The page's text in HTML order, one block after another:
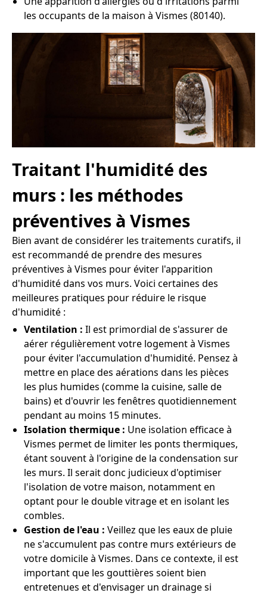
les occupants de la maison à Vismes (80140).
Traitant l'humidité des
murs : les méthodes
préventives à Vismes
Bien avant de considérer les traitements curatifs, il
est recommandé de prendre des mesures
préventives à Vismes pour éviter l'apparition
d'humidité dans vos murs. Voici certaines des
meilleures pratiques pour réduire le risque
d'humidité :
Ventilation : Il est primordial de s'assurer de
aérer régulièrement votre logement à Vismes
pour éviter l'accumulation d'humidité. Pensez à
mettre en place des aérations dans les pièces
les plus humides (comme la cuisine, salle de
bains) et d'ouvrir les fenêtres quotidiennement
pendant au moins 15 minutes.
Isolation thermique : Une isolation efficace à
Vismes permet de limiter les ponts thermiques,
étant souvent à l'origine de la condensation sur
les murs. Il serait donc judicieux d'optimiser
l'isolation de votre maison, notamment en
optant pour le double vitrage et en isolant les
combles.
Gestion de l'eau : Veillez que les eaux de pluie
ne s'accumulent pas contre murs extérieurs de
votre domicile à Vismes. Dans ce contexte, il est
important que les gouttières soient bien
entretenues et d'envisager un drainage si